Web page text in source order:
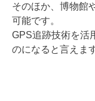
そのほか、博物館
可能です。
GPS追跡技術を活
のになると言えま